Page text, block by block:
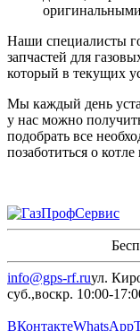
Наши специалисты
запчастей для
который в текущих
Мы каждый день
у нас можно
подобрать все
позаботиться о
info@gps-rf.ruул.
суб.,воскр. 10:00-
ВКонтактеWhatsApp